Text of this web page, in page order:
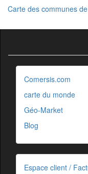
Carte des communes
Comersis.com
carte du monde
Géo-Market
Blog
Espace client /